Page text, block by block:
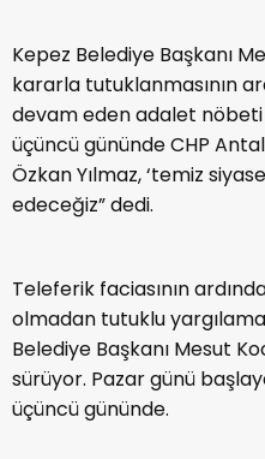
Kepez Belediye Başkanı
kararla tutuklanmasının
devam eden adalet
üçüncü gününde CHP
Özkan Yılmaz, ‘temiz
edeceğiz” dedi.
Teleferik faciasının
olmadan tutuklu yargılama
Belediye Başkanı Mesut
sürüyor. Pazar günü
üçüncü gününde.